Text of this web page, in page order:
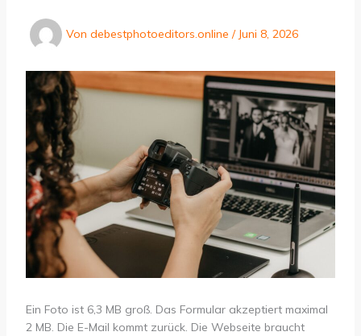
Von debestphotoeditors.online / Juni 8, 2026
Ein Foto ist 6,3 MB groß. Das Formular akzeptiert maximal
2 MB. Die E-Mail kommt zurück. Die Webseite braucht